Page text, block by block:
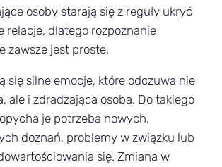
osoby starają się z reguły ukryć
relacje, dlatego rozpoznanie
zawsze jest proste.
się silne emocje, które odczuwa nie
ale i zdradzająca osoba. Do takiego
je potrzeba nowych,
doznań, problemy w związku lub
się. Zmiana w